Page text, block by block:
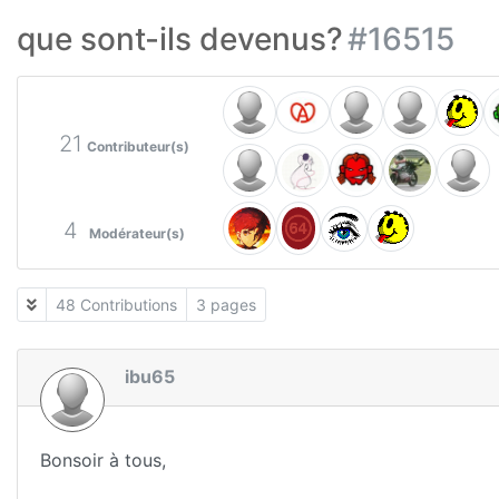
que sont-ils devenus?#16515
21 Contributeur(s)
4 Modérateur(s)
48 Contributions 3 pages
ibu65
Bonsoir à tous,